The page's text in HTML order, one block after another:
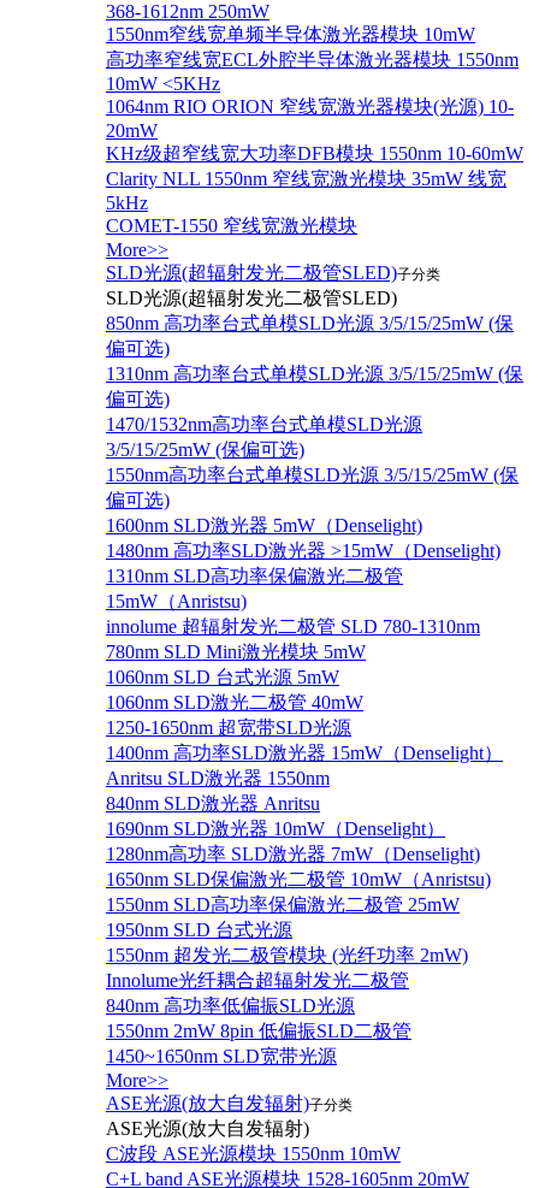
368-1612nm 250mW
1550nm窄线宽单频半导体激光器模块 10mW
高功率窄线宽ECL外腔半导体激光器模块 1550nm
10mW <5KHz
1064nm RIO ORION 窄线宽激光器模块(光源) 10-
20mW
KHz级超窄线宽大功率DFB模块 1550nm 10-60mW
Clarity NLL 1550nm 窄线宽激光模块 35mW 线宽
5kHz
COMET-1550 窄线宽激光模块
More>>
SLD光源(超辐射发光二极管SLED)子分类
SLD光源(超辐射发光二极管SLED)
850nm 高功率台式单模SLD光源 3/5/15/25mW (保
偏可选)
1310nm 高功率台式单模SLD光源 3/5/15/25mW (保
偏可选)
1470/1532nm高功率台式单模SLD光源
3/5/15/25mW (保偏可选)
1550nm高功率台式单模SLD光源 3/5/15/25mW (保
偏可选)
1600nm SLD激光器 5mW（Denselight)
1480nm 高功率SLD激光器 >15mW（Denselight)
1310nm SLD高功率保偏激光二极管
15mW（Anristsu)
innolume 超辐射发光二极管 SLD 780-1310nm
780nm SLD Mini激光模块 5mW
1060nm SLD 台式光源 5mW
1060nm SLD激光二极管 40mW
1250-1650nm 超宽带SLD光源
1400nm 高功率SLD激光器 15mW（Denselight）
Anritsu SLD激光器 1550nm
840nm SLD激光器 Anritsu
1690nm SLD激光器 10mW（Denselight）
1280nm高功率 SLD激光器 7mW（Denselight)
1650nm SLD保偏激光二极管 10mW（Anristsu)
1550nm SLD高功率保偏激光二极管 25mW
1950nm SLD 台式光源
1550nm 超发光二极管模块 (光纤功率 2mW)
Innolume光纤耦合超辐射发光二极管
840nm 高功率低偏振SLD光源
1550nm 2mW 8pin 低偏振SLD二极管
1450~1650nm SLD宽带光源
More>>
ASE光源(放大自发辐射)子分类
ASE光源(放大自发辐射)
C波段 ASE光源模块 1550nm 10mW
C+L band ASE光源模块 1528-1605nm 20mW